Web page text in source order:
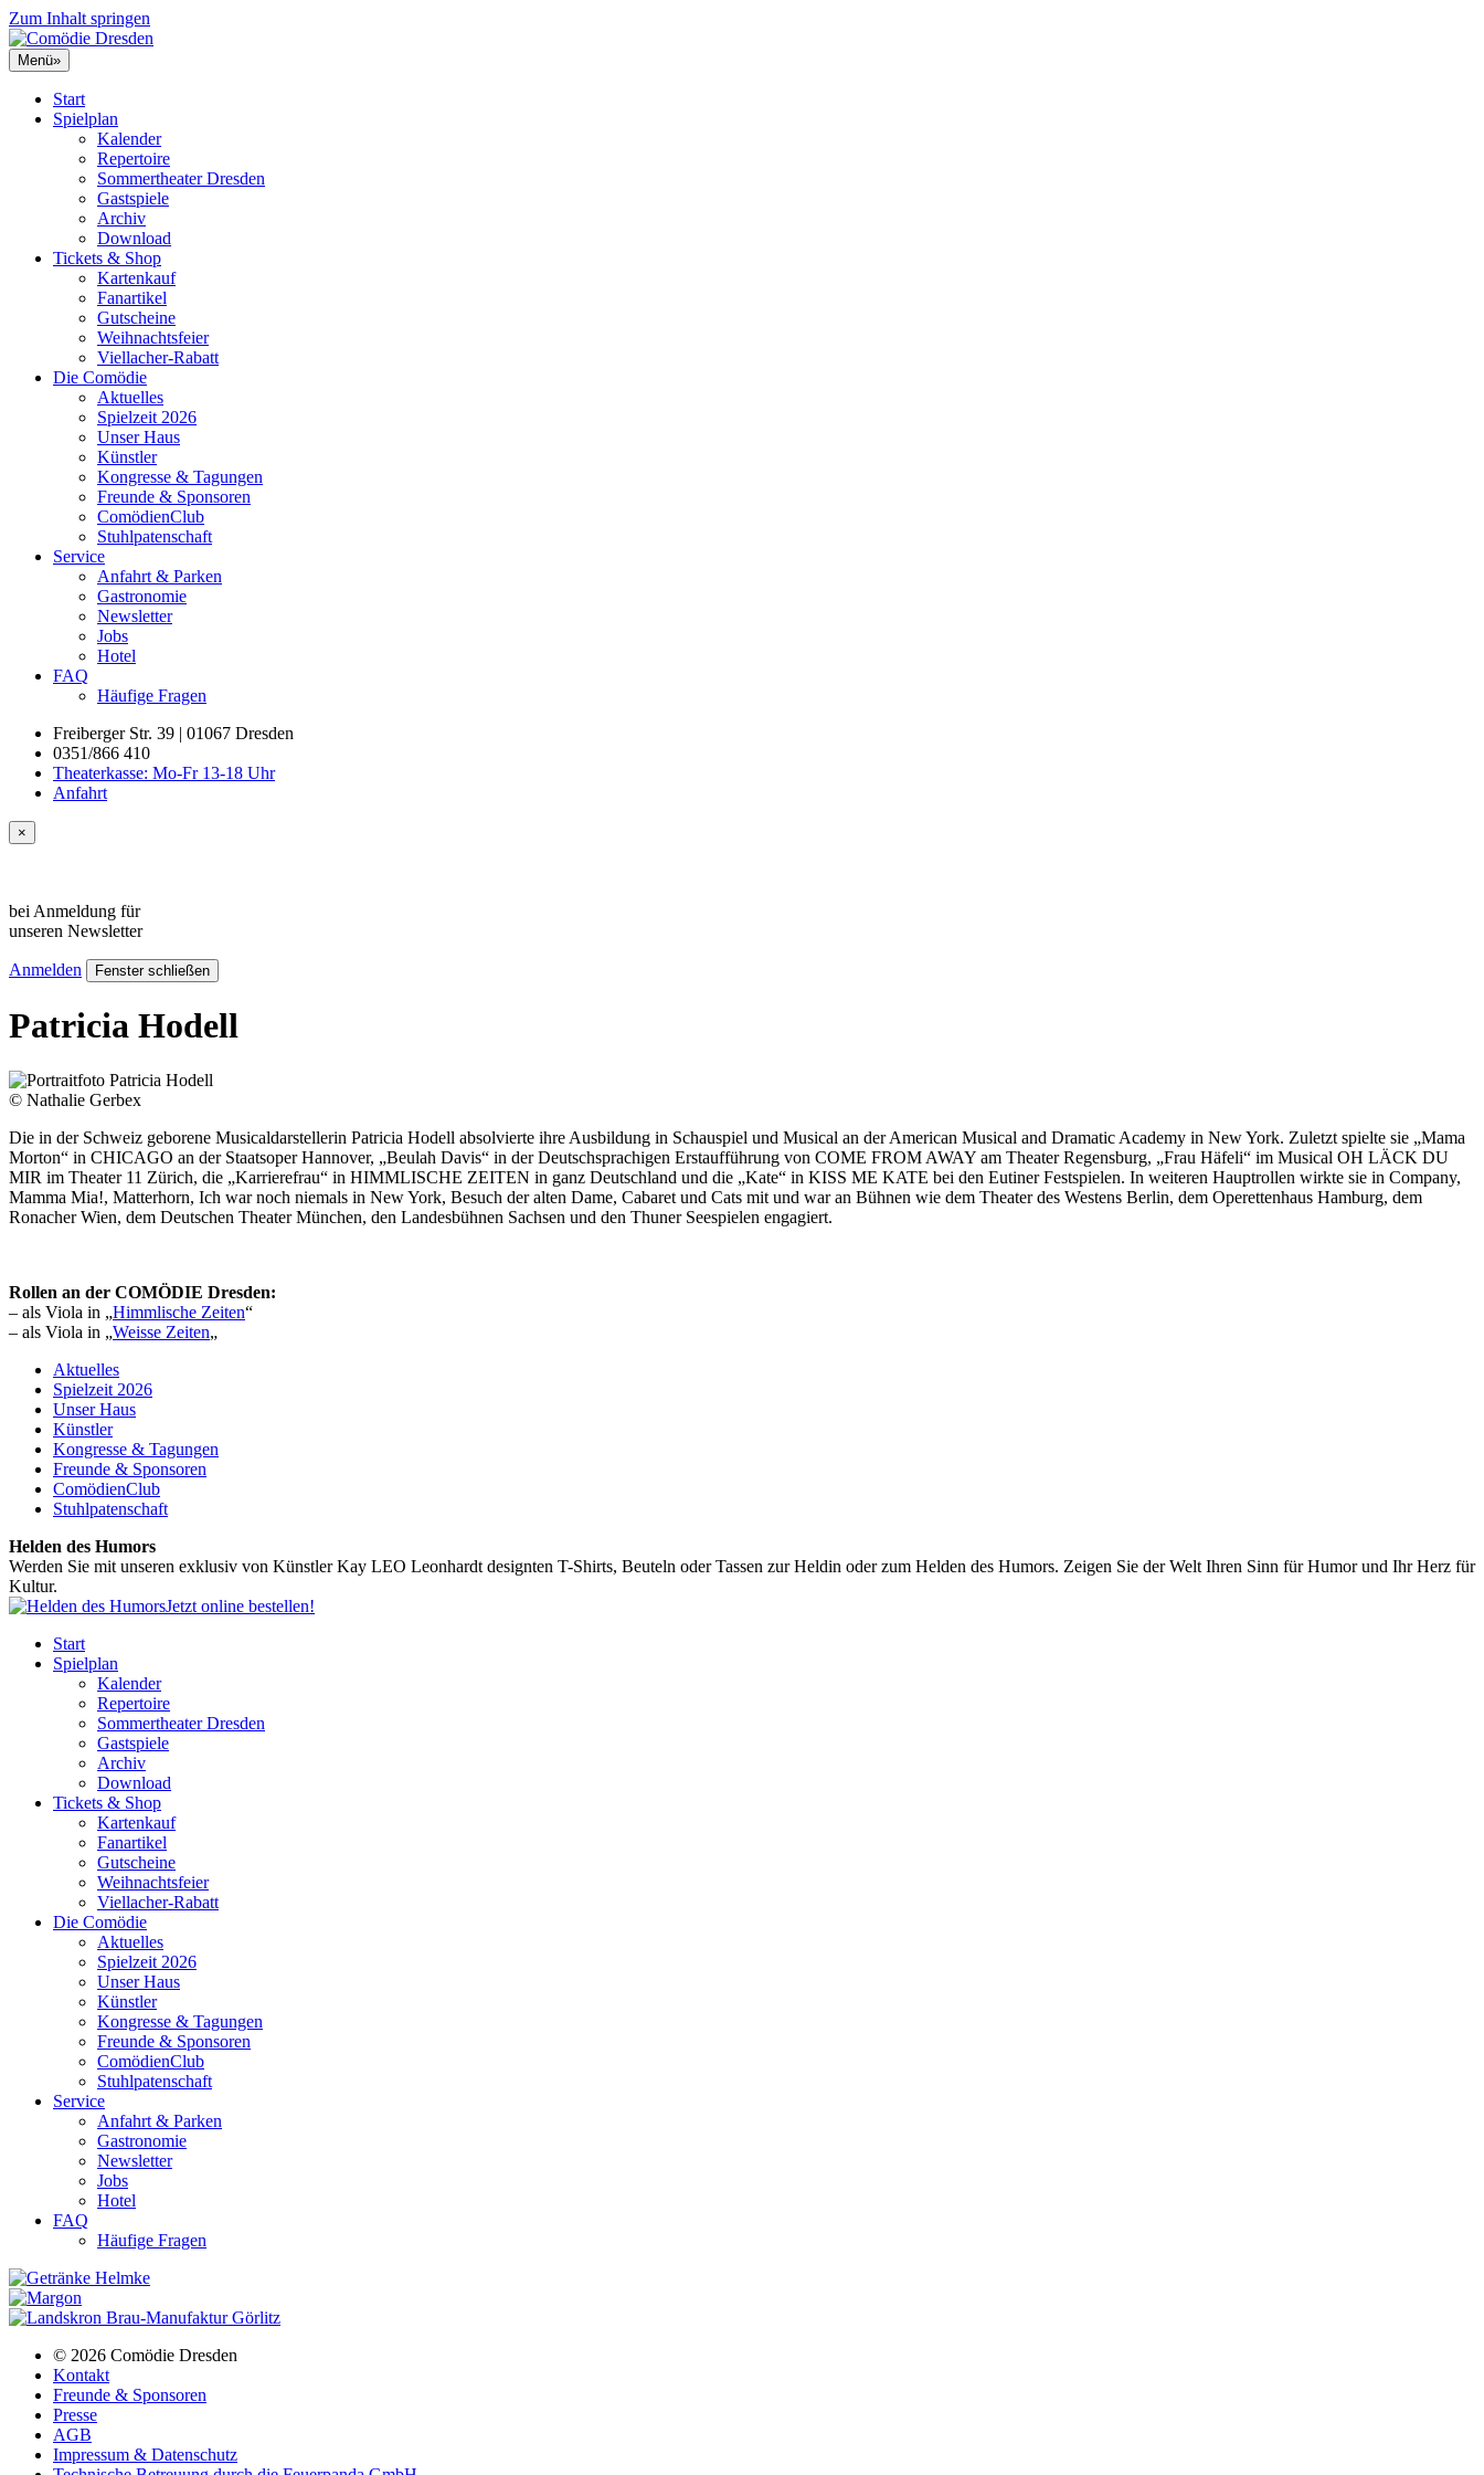
Zum Inhalt springen
Menü»
Start
Spielplan
Kalender
Repertoire
Sommertheater Dresden
Gastspiele
Archiv
Download
Tickets & Shop
Kartenkauf
Fanartikel
Gutscheine
Weihnachtsfeier
Viellacher-Rabatt
Die Comödie
Aktuelles
Spielzeit 2026
Unser Haus
Künstler
Kongresse & Tagungen
Freunde & Sponsoren
ComödienClub
Stuhlpatenschaft
Service
Anfahrt & Parken
Gastronomie
Newsletter
Jobs
Hotel
FAQ
Häufige Fragen
Freiberger Str. 39 | 01067 Dresden
0351/866 410
Theaterkasse: Mo-Fr 13-18 Uhr
Anfahrt
×
bei Anmeldung für
unseren Newsletter
Anmelden Fenster schließen
Patricia Hodell
© Nathalie Gerbex
Die in der Schweiz geborene Musicaldarstellerin Patricia Hodell absolvierte ihre Ausbildung in Schauspiel und Musical an der American Musical and Dramatic Academy in New York. Zuletzt spielte sie „Mama
Morton“ in CHICAGO an der Staatsoper Hannover, „Beulah Davis“ in der Deutschsprachigen Erstaufführung von COME FROM AWAY am Theater Regensburg, „Frau Häfeli“ im Musical OH LÄCK DU
MIR im Theater 11 Zürich, die „Karrierefrau“ in HIMMLISCHE ZEITEN in ganz Deutschland und die „Kate“ in KISS ME KATE bei den Eutiner Festspielen. In weiteren Hauptrollen wirkte sie in Company,
Mamma Mia!, Matterhorn, Ich war noch niemals in New York, Besuch der alten Dame, Cabaret und Cats mit und war an Bühnen wie dem Theater des Westens Berlin, dem Operettenhaus Hamburg, dem
Ronacher Wien, dem Deutschen Theater München, den Landesbühnen Sachsen und den Thuner Seespielen engagiert.
Rollen an der COMÖDIE Dresden:
– als Viola in „Himmlische Zeiten“
– als Viola in „Weisse Zeiten„
Aktuelles
Spielzeit 2026
Unser Haus
Künstler
Kongresse & Tagungen
Freunde & Sponsoren
ComödienClub
Stuhlpatenschaft
Helden des Humors
Werden Sie mit unseren exklusiv von Künstler Kay LEO Leonhardt designten T-Shirts, Beuteln oder Tassen zur Heldin oder zum Helden des Humors. Zeigen Sie der Welt Ihren Sinn für Humor und Ihr Herz für
Kultur.
Jetzt online bestellen!
Start
Spielplan
Kalender
Repertoire
Sommertheater Dresden
Gastspiele
Archiv
Download
Tickets & Shop
Kartenkauf
Fanartikel
Gutscheine
Weihnachtsfeier
Viellacher-Rabatt
Die Comödie
Aktuelles
Spielzeit 2026
Unser Haus
Künstler
Kongresse & Tagungen
Freunde & Sponsoren
ComödienClub
Stuhlpatenschaft
Service
Anfahrt & Parken
Gastronomie
Newsletter
Jobs
Hotel
FAQ
Häufige Fragen
© 2026 Comödie Dresden
Kontakt
Freunde & Sponsoren
Presse
AGB
Impressum & Datenschutz